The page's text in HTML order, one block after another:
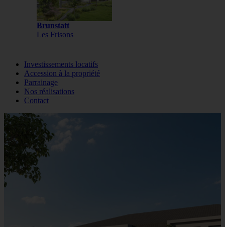
Brunstatt
Les Frisons
Investissements locatifs
Accession à la propriété
Parrainage
Nos réalisations
Contact